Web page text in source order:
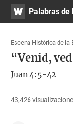
WATVPalabras de
Escena Histórica de la
“Venid,
Juan 4:5-42
43,426